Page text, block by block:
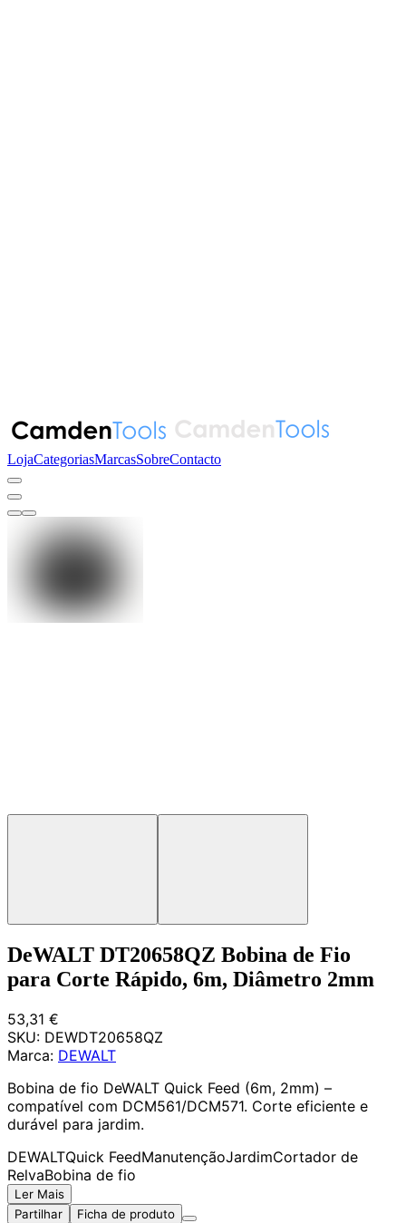
LojaCategoriasMarcasSobreContacto
DeWALT DT20658QZ Bobina de Fio
para Corte Rápido, 6m, Diâmetro 2mm
53,31 €
SKU: DEWDT20658QZ
Marca: DEWALT
Bobina de fio DeWALT Quick Feed (6m, 2mm) –
compatível com DCM561/DCM571. Corte eficiente e
durável para jardim.
DEWALTQuick FeedManutençãoJardimCortador de
RelvaBobina de fio
Ler Mais
Partilhar
Ficha de produto